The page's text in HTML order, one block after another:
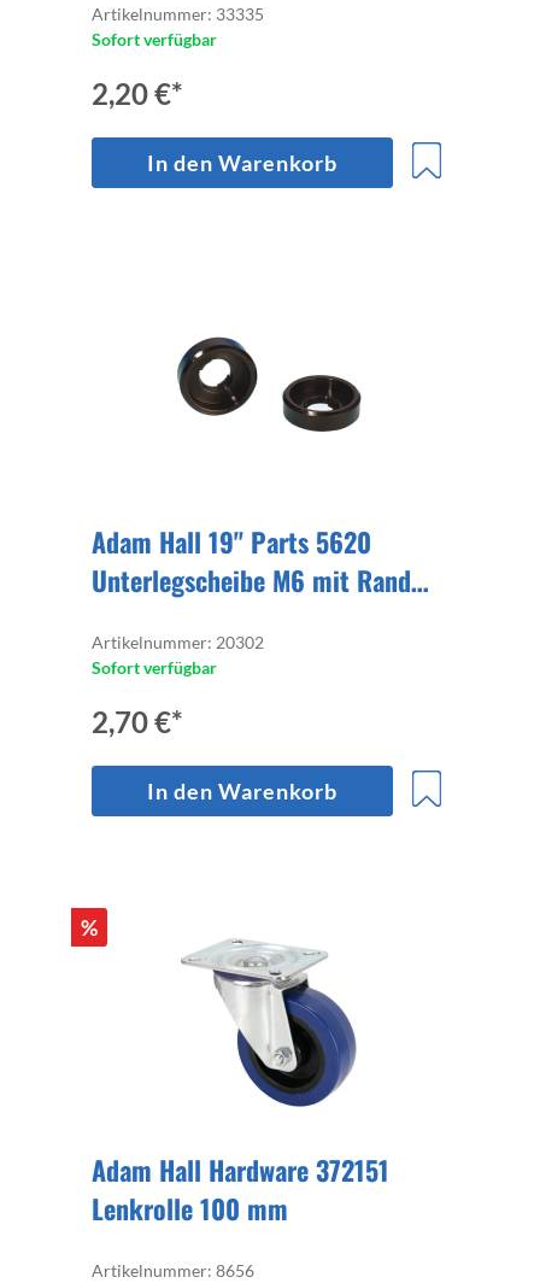
Artikelnummer: 33335
Sofort verfügbar
2,20 €*
In den Warenkorb
Adam Hall 19" Parts 5620
Unterlegscheibe M6 mit Rand
Artikelnummer: 20302
Sofort verfügbar
2,70 €*
In den Warenkorb
%
Adam Hall Hardware 372151
Lenkrolle 100 mm
Artikelnummer: 8656